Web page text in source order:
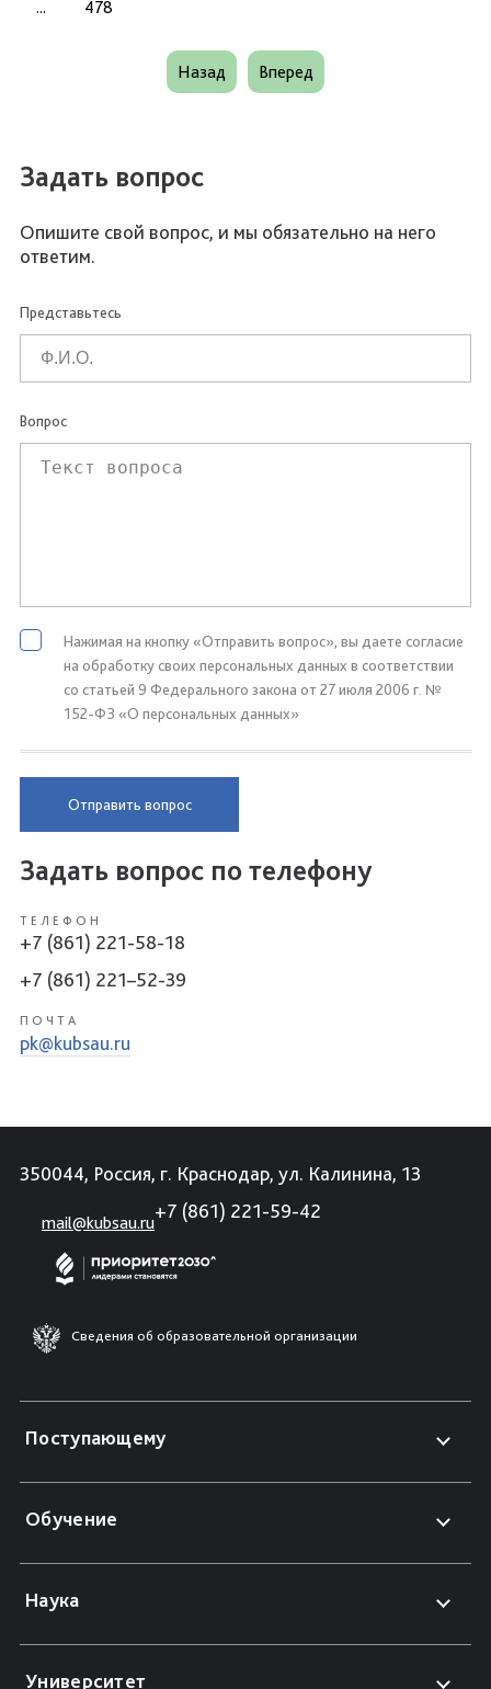
... 478
Назад Вперед
Задать вопрос
Опишите свой вопрос, и мы обязательно на него
ответим.
Представьтесь
Вопрос
Нажимая на кнопку «Отправить вопрос», вы даете согласие
на обработку своих персональных данных в соответствии
со статьей 9 Федерального закона от 27 июля 2006 г. №
152-ФЗ «О персональных данных»
Отправить вопрос
Задать вопрос по телефону
ТЕЛЕФОН
+7 (861) 221-58-18
+7 (861) 221–52-39
ПОЧТА
pk@kubsau.ru
350044, Россия, г. Краснодар, ул. Калинина, 13
mail@kubsau.ru
+7 (861) 221-59-42
Сведения об образовательной организации
Поступающему
Обучение
Наука
Университет